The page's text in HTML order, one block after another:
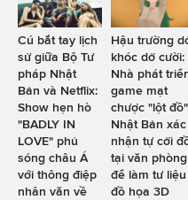
Cú bắt tay lịch
sử giữa Bộ Tư
pháp Nhật
Bản và Netflix:
Show hẹn hò
"BADLY IN
LOVE" phủ
sóng châu Á
với thông điệp
nhân văn về
Hậu trường
khóc dở cười:
Nhà phát
game mạt
chược "lột đồ"
Nhật Bản xác
nhận tự cởi
tại văn phòng
để làm tư liệu
đồ họa 3D